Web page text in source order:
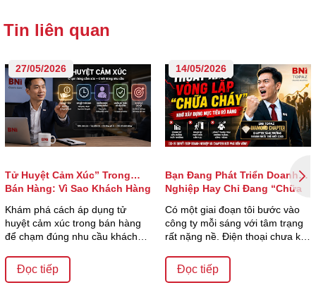
Tin liên quan
27/05/2026
Tử Huyệt Cảm Xúc” Trong
Bán Hàng: Vì Sao Khách Hàng
Giây?
Khám phá cách áp dụng tử
huyệt cảm xúc trong bán hàng
để chạm đúng nhu cầu khách
Đọc tiếp
14/05/2026
Bạn Đang Phát Triển Doanh
Nghiệp Hay Chỉ Đang “Chữa
Có một giai đoạn tôi bước vào
công ty mỗi sáng với tâm trạng
rất nặng nề. Điện thoại chưa kịp
Đọc tiếp